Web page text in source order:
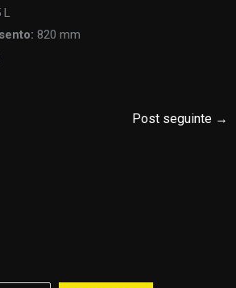
L
820 mm
Post seguinte →